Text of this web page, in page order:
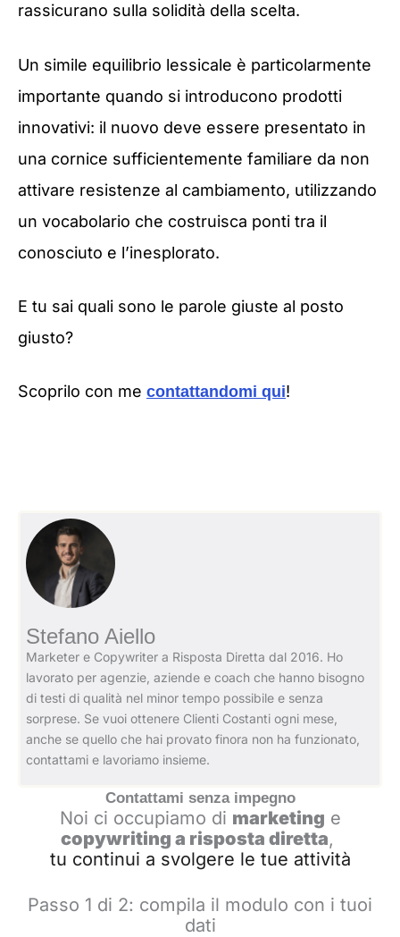
rassicurano sulla solidità della scelta.
Un simile equilibrio lessicale è particolarmente
importante quando si introducono prodotti
innovativi: il nuovo deve essere presentato in
una cornice sufficientemente familiare da non
attivare resistenze al cambiamento, utilizzando
un vocabolario che costruisca ponti tra il
conosciuto e l’inesplorato.
E tu sai quali sono le parole giuste al posto
giusto?
Scoprilo con me contattandomi qui!
Stefano Aiello
Marketer e Copywriter a Risposta Diretta dal 2016. Ho
lavorato per agenzie, aziende e coach che hanno bisogno
di testi di qualità nel minor tempo possibile e senza
sorprese. Se vuoi ottenere Clienti Costanti ogni mese,
anche se quello che hai provato finora non ha funzionato,
contattami e lavoriamo insieme.
Contattami senza impegno
Noi ci occupiamo di marketing e
copywriting a risposta diretta,
tu continui a svolgere le tue attività
Passo 1 di 2: compila il modulo con i tuoi
dati